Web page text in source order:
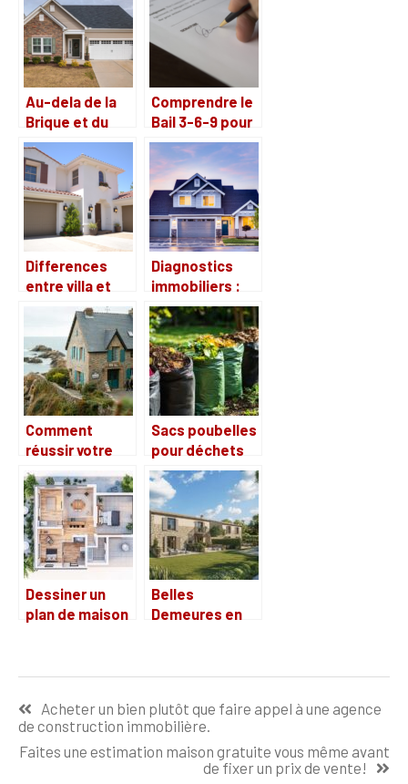
Au-dela de la
Brique et du
Mortier :
Explorer
l’Emotion
comme Facteur
de Valorisation
Immobiliere
Comprendre le
Bail 3-6-9 pour
particuliers :
les regles a
connaitre
Differences
entre villa et
duplex : quel
type de
logement
choisir ?
Diagnostics
immobiliers :
decouvrez tout
sur leur cout
Comment
réussir votre
vente de
maison à
Carantec grâce
à une agence
locale
Sacs poubelles
pour déchets
verts : choisir le
bon modèle
Dessiner un
plan de maison
débutants
Belles
Demeures en
avons trouve
paix a Saint-
Hilaire de Riez’
de
l’article
Acheter un bien plutôt que faire appel à une agence
de construction immobilière.
Faites une estimation maison gratuite vous même avant
de fixer un prix de vente!